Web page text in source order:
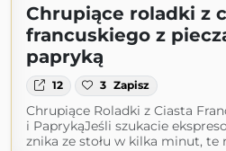
Chrupiące roladki z
francuskiego z
papryką
12 3 Zapisz
Chrupiące Roladki z Ciasta
i PaprykąJeśli szukacie
znika ze stołu w kilka minut, te